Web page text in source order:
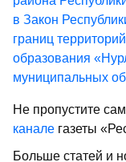
в Закон
границ
образования
муниципальных
Не пропустите
канале газеты
Больше статей и